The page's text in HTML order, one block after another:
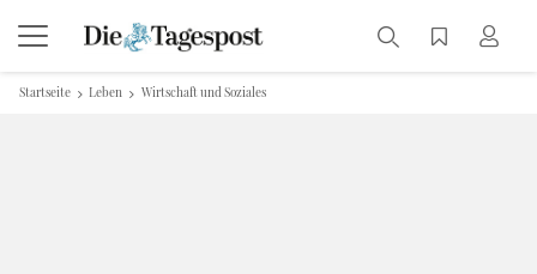
Startseite Leben Wirtschaft und Soziales